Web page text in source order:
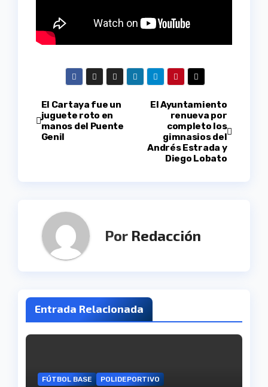
Navegación
de
El Ayuntamiento
renueva por
completo los
gimnasios del
Andrés Estrada y
Diego Lobato
El Cartaya fue un
juguete roto en
manos del Puente
Genil
Por Redacción
Entrada Relacionada
FÚTBOL BASE POLIDEPORTIVO